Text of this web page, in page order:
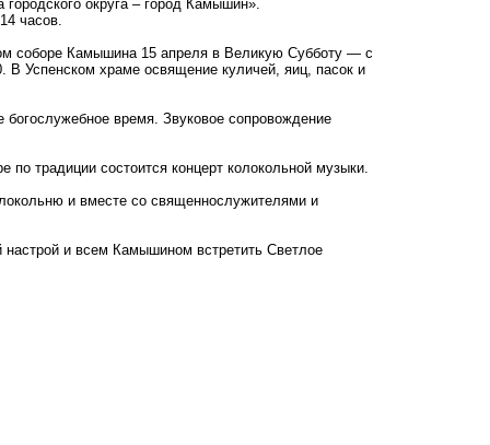
округа – город Камышин».
часов.
соборе Камышина 15 апреля в Великую Субботу — с
В Успенском храме освящение куличей, яиц, пасок и
время. Звуковое сопровождение
традиции состоится концерт колокольной музыки.
и вместе со священнослужителями и
и всем Камышином встретить Светлое